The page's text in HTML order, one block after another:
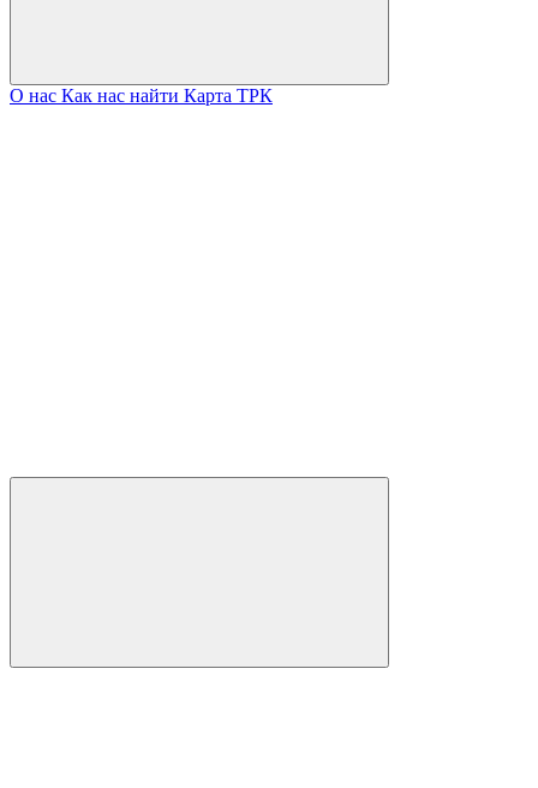
О нас Как нас найти Карта ТРК